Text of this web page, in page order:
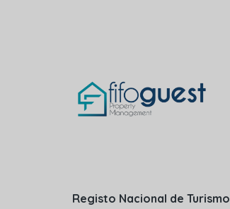
Registo Nacional de Turismo